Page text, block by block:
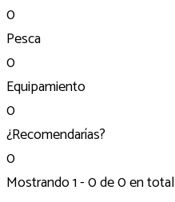
0
Pesca
0
Equipamiento
0
¿Recomendarías?
0
Mostrando 1 - 0 de 0 en total